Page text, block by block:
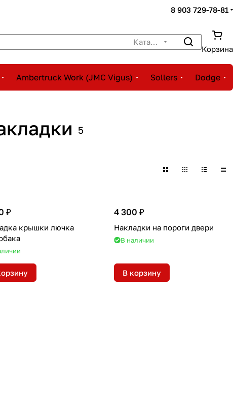
8 903 729-78-81
Корзина
Ambertruck Work (JMC Vigus) Sollers Dodge
5
₽
крышки лючка
4 300 ₽
Накладки на пороги двери
В наличии
В корзину